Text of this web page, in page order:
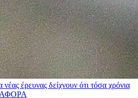
έρευνας δείχνουν ότι τόσα χρόνια